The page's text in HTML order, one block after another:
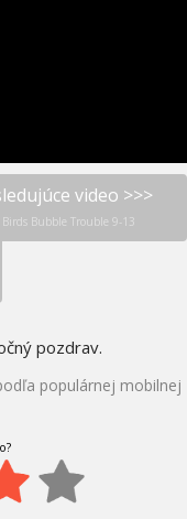
video >>>
Bubble Trouble 9-13
pozdrav.
populárnej mobilnej